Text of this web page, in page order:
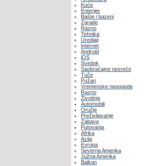
Kuće
Enterijer
Bašte i bazeni
Zgrade
Razno
Tehnika
Uredjaji
Internet
Android
iOS
Svedok
Saobraćajne nesreće
Tuče
Požari
Vremenske nepogode
Razno
Životinje
Automobili
Oružje
Preživljavanje
Zabava
Putovanja
Afrika
Azija
Evropa
Severna Amerika
Južna Amerika
Balkan